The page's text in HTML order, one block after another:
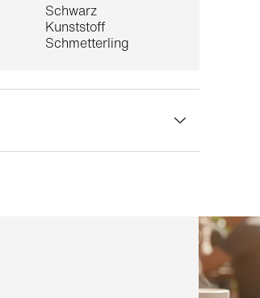
Schwarz
Kunststoff
Schmetterling